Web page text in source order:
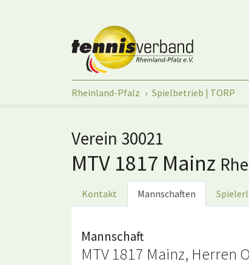
Sie sind hier:
Rheinland-Pfalz Spielbetrieb | TORP
Verein 30021
MTV 1817 Mainz
Kontakt Mannschaften
Mannschaft
MTV 1817 Mainz, Herren